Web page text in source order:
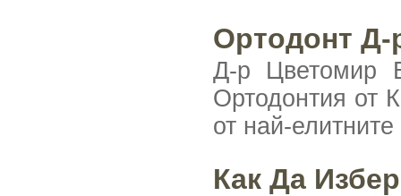
Ортодонт
Д-р Цветомир
Ортодонтия от
от най-
Как Да